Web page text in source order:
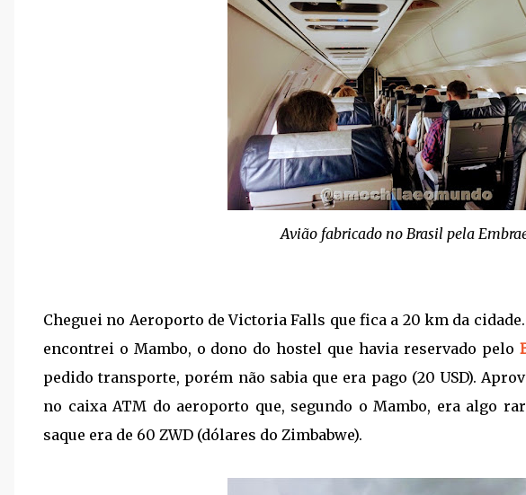
Avião fabricado no Brasil pela
Cheguei no Aeroporto de Victoria Falls que fica a 20 km da
encontrei o Mambo, o dono do hostel que havia reservado pelo
pedido transporte, porém não sabia que era pago (20 USD).
no caixa ATM do aeroporto que, segundo o Mambo, era algo
saque era de 60 ZWD (dólares do Zimbabwe).